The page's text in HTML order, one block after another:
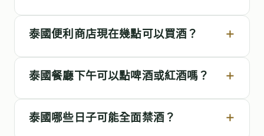
泰國便利商店現在幾點可以買酒？
泰國餐廳下午可以點啤酒或紅酒嗎？
泰國哪些日子可能全面禁酒？